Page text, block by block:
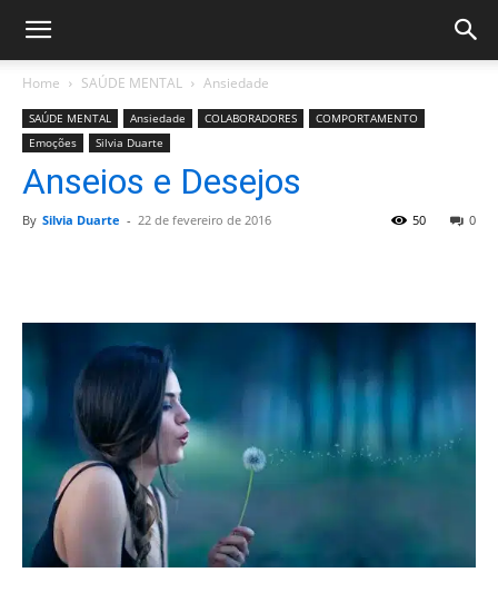
Home SAÚDE MENTAL Ansiedade
SAÚDE MENTAL Ansiedade COLABORADORES
COMPORTAMENTO
Emoções
Silvia Duarte
Anseios e Desejos
By Silvia Duarte - 22 de fevereiro de 2016 0
50